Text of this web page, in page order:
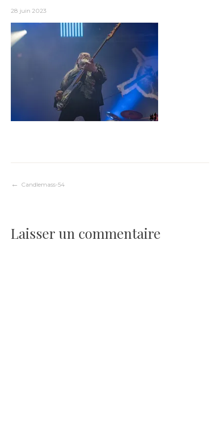
28 juin 2023
Navigation
l’article
Candlemass-54
Laisser un commentaire